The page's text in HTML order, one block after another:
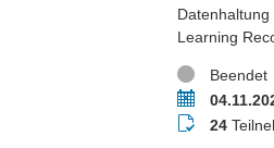
Learning
StatusBeendet
Termin
Teilnehmer
24